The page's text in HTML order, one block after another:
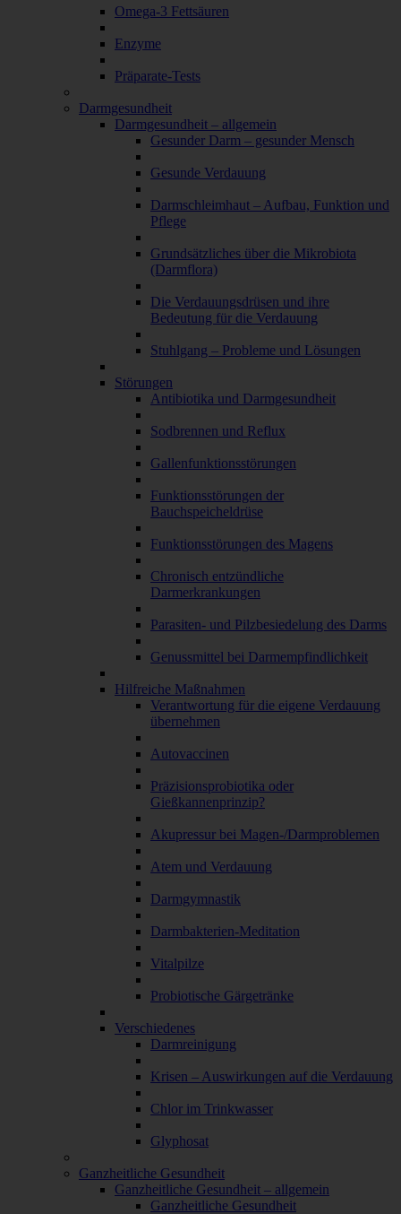
Omega-3 Fettsäuren
Enzyme
Präparate-Tests
Darmgesundheit
Darmgesundheit – allgemein
Gesunder Darm – gesunder Mensch
Gesunde Verdauung
Darmschleimhaut – Aufbau, Funktion und
Pflege
Grundsätzliches über die Mikrobiota
(Darmflora)
Die Verdauungsdrüsen und ihre
Bedeutung für die Verdauung
Stuhlgang – Probleme und Lösungen
Störungen
Antibiotika und Darmgesundheit
Sodbrennen und Reflux
Gallenfunktionsstörungen
Funktionsstörungen der
Bauchspeicheldrüse
Funktionsstörungen des Magens
Chronisch entzündliche
Darmerkrankungen
Parasiten- und Pilzbesiedelung des Darms
Genussmittel bei Darmempfindlichkeit
Hilfreiche Maßnahmen
Verantwortung für die eigene Verdauung
übernehmen
Autovaccinen
Präzisionsprobiotika oder
Gießkannenprinzip?
Akupressur bei Magen-/Darmproblemen
Atem und Verdauung
Darmgymnastik
Darmbakterien-Meditation
Vitalpilze
Probiotische Gärgetränke
Verschiedenes
Darmreinigung
Krisen – Auswirkungen auf die Verdauung
Chlor im Trinkwasser
Glyphosat
Ganzheitliche Gesundheit
Ganzheitliche Gesundheit – allgemein
Ganzheitliche Gesundheit